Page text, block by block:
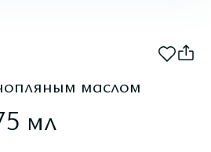
маслом
мл